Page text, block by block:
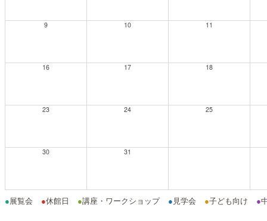
9 10 11
16 17 18
23 24 25
30 31
●展覧会 ●休館日 ●講座・ワークショップ ● 見学会 ●子ども向け ●